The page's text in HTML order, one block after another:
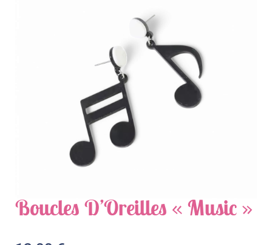
Boucles D’Oreilles « Music »